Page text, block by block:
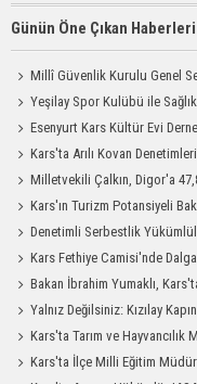
Günün Öne Çıkan Haberleri
Millî Güvenlik Kurulu Genel
Yeşilay Spor Kulübü ile
Esenyurt Kars Kültür Evi
Kars'ta Arılı Kovan
Milletvekili Çalkın, Digor'a
Kars'ın Turizm Potansiyeli
Denetimli Serbestlik
Kars Fethiye Camisi'nde
Bakan İbrahim Yumaklı,
Yalnız Değilsiniz: Kızılay
Kars'ta Tarım ve Hayvancılık
Kars'ta İlçe Milli Eğitim